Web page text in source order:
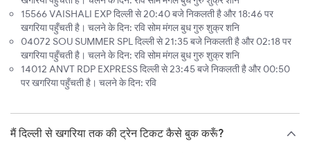
15566 VAISHALI EXP दिल्ली से 20:40 बजे निकलती है और 18:46 पर
खगरिया पहुँचती है। चलने के दिन: रवि सोम मंगल बुध गुरु शुक्र शनि
04072 SOU SUMMER SPL दिल्ली से 21:35 बजे निकलती है और 02:18 पर
खगरिया पहुँचती है। चलने के दिन: रवि सोम मंगल बुध गुरु शुक्र शनि
14012 ANVT RDP EXPRESS दिल्ली से 23:45 बजे निकलती है और 00:50
पर खगरिया पहुँचती है। चलने के दिन: रवि
मैं दिल्ली से खगरिया तक की ट्रेन टिकट कैसे बुक करूँ?